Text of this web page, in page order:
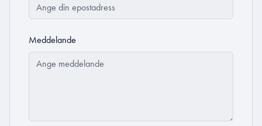
Meddelande